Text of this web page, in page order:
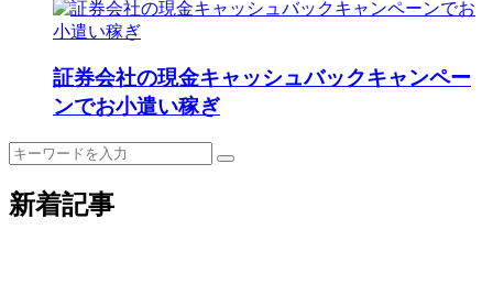
証券会社の現金キャッシュバックキャンペー
ンでお小遣い稼ぎ
新着記事